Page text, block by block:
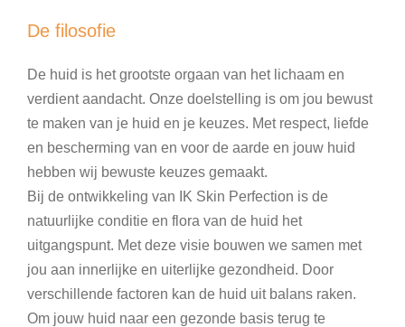
De filosofie
De huid is het grootste orgaan van het lichaam en
verdient aandacht. Onze doelstelling is om jou bewust
te maken van je huid en je keuzes. Met respect, liefde
en bescherming van en voor de aarde en jouw huid
hebben wij bewuste keuzes gemaakt.
Bij de ontwikkeling van IK Skin Perfection is de
natuurlijke conditie en flora van de huid het
uitgangspunt. Met deze visie bouwen we samen met
jou aan innerlijke en uiterlijke gezondheid. Door
verschillende factoren kan de huid uit balans raken.
Om jouw huid naar een gezonde basis terug te